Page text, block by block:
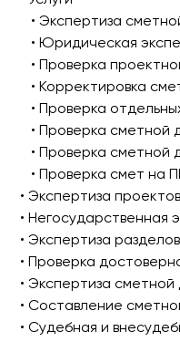
• Экспертиза
• Юридическая
• Проверка
• Корректировка
• Проверка
• Проверка сметной
• Проверка сметной
• Проверка смет на
• Экспертиза
• Негосударственная
• Экспертиза
• Проверка
• Экспертиза
• Составление
• Судебная и